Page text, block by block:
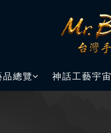
品總覽 神話工藝宇宙